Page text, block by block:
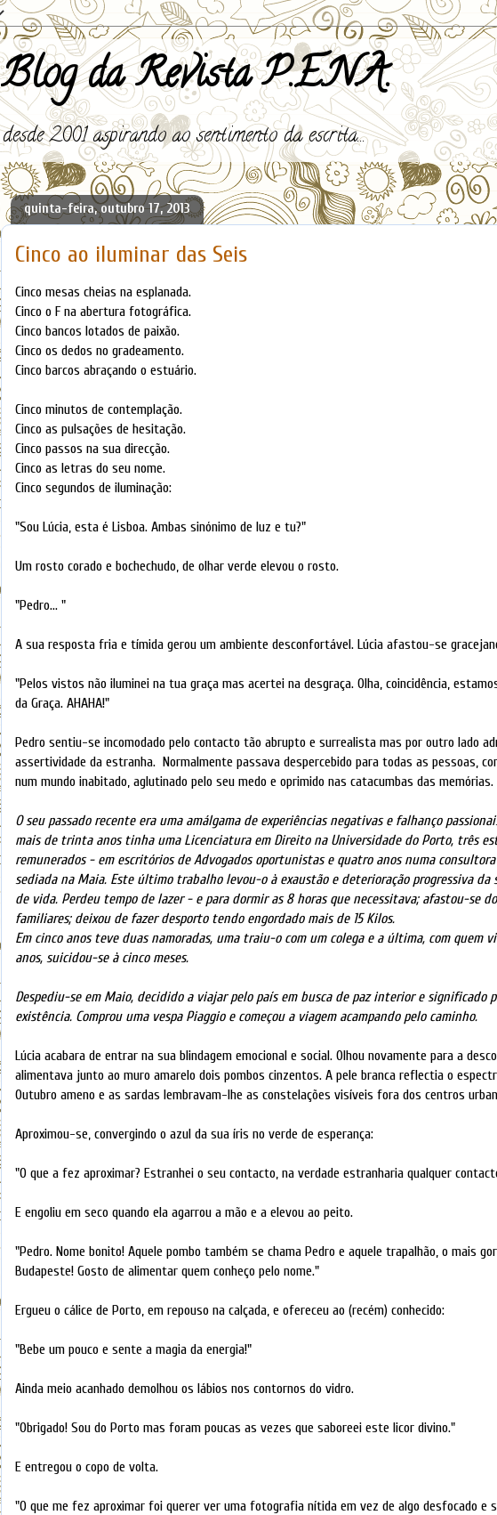
Blog da Revista P.E.N.A.
desde 2001 aspirando ao sentimento da escrita...
quinta-feira, outubro 17, 2013
Cinco ao iluminar das Seis
Cinco mesas cheias na esplanada.
Cinco o F na abertura fotográfica.
Cinco bancos lotados de paixão.
Cinco os dedos no gradeamento.
Cinco barcos abraçando o estuário.
Cinco minutos de contemplação.
Cinco as pulsações de hesitação.
Cinco passos na sua direcção.
Cinco as letras do seu nome.
Cinco segundos de iluminação:
"Sou Lúcia, esta é Lisboa. Ambas sinónimo de luz e tu?"
Um rosto corado e bochechudo, de olhar verde elevou o rosto.
"Pedro... "
A sua resposta fria e tímida gerou um ambiente desconfortável. Lúcia afastou-se
"Pelos vistos não iluminei na tua graça mas acertei na desgraça. Olha, coincidência,
da Graça. AHAHA!"
Pedro sentiu-se incomodado pelo contacto tão abrupto e surrealista mas por outro lado
assertividade da estranha. Normalmente passava despercebido para todas as pessoas,
num mundo inabitado, aglutinado pelo seu medo e oprimido nas catacumbas das memórias.
O seu passado recente era uma amálgama de experiências negativas e falhanço
mais de trinta anos tinha uma Licenciatura em Direito na Universidade do Porto, três
remunerados - em escritórios de Advogados oportunistas e quatro anos numa
sediada na Maia. Este último trabalho levou-o à exaustão e deterioração progressiva da
de vida. Perdeu tempo de lazer - e para dormir as 8 horas que necessitava; afastou-se
familiares; deixou de fazer desporto tendo engordado mais de 15 Kilos.
Em cinco anos teve duas namoradas, uma traiu-o com um colega e a última, com quem
anos, suicidou-se à cinco meses.
Despediu-se em Maio, decidido a viajar pelo país em busca de paz interior e significado
existência. Comprou uma vespa Piaggio e começou a viagem acampando pelo caminho.
Lúcia acabara de entrar na sua blindagem emocional e social. Olhou novamente para a
alimentava junto ao muro amarelo dois pombos cinzentos. A pele branca reflectia o
Outubro ameno e as sardas lembravam-lhe as constelações visíveis fora dos centros
Aproximou-se, convergindo o azul da sua íris no verde de esperança:
"O que a fez aproximar? Estranhei o seu contacto, na verdade estranharia qualquer
E engoliu em seco quando ela agarrou a mão e a elevou ao peito.
"Pedro. Nome bonito! Aquele pombo também se chama Pedro e aquele trapalhão, o mais
Budapeste! Gosto de alimentar quem conheço pelo nome."
Ergueu o cálice de Porto, em repouso na calçada, e ofereceu ao (recém) conhecido:
"Bebe um pouco e sente a magia da energia!"
Ainda meio acanhado demolhou os lábios nos contornos do vidro.
"Obrigado! Sou do Porto mas foram poucas as vezes que saboreei este licor divino."
E entregou o copo de volta.
"O que me fez aproximar foi querer ver uma fotografia nítida em vez de algo desfocado e